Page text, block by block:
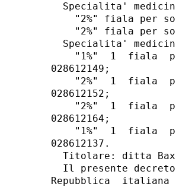
Specialita'
"2%" fiala per
"2%" fiala per
Specialita'
"1%"  1  fiala
028612149;
"2%"  1  fiala
028612152;
"2%"  1  fiala
028612164;
"1%"  1  fiala
028612137.
Titolare: ditta
Il presente
Repubblica